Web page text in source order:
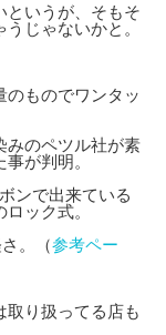
というが、そもそ
じゃないかと。
のものでワンタッ
みのペツル社が素
が判明。
ンで出来ている
ック式。
。（参考ペー
取り扱ってる店も